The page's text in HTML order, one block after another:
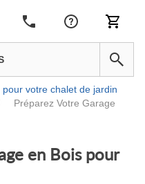
votre chalet de jardin
Préparez Votre Garage
en Bois pour